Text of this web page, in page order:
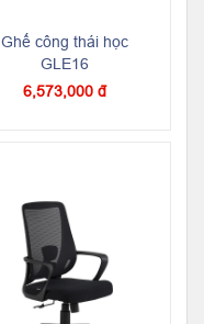
Ghế công thái học
GLE16
6,573,000 đ